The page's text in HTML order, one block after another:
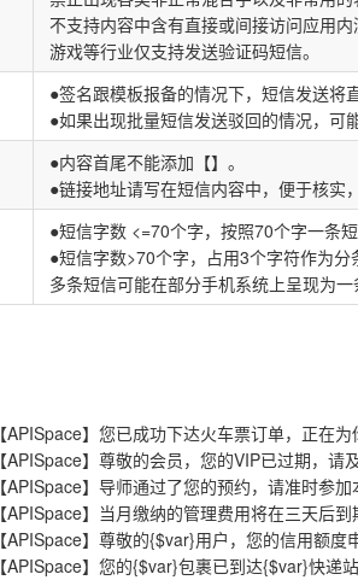
不支持内容中含有直接或间接访问应用
游戏等行业仅支持发送验证码短信。
●签名跟模板报备的情况下，短信发送将
●如果出现批量短信发送驳回的情况，可
●内容首尾不能添加【】。
●链接地址请写在短信内容中，便于核实
●短信字数 <=70个字，按照70个字一条
●短信字数>70个字，占用3个字符作为
多条短信可能在部分手机系统上呈现为
【APISpace】您已成功下达火车票订单，正在
【APISpace】尊敬的会员，您的VIP已过期，请
【APISpace】导师通过了您的预约，请准时参
【APISpace】当月缴纳的管理费用将在三天后
【APISpace】尊敬的{$var}用户，您的信用额
【APISpace】您的{$var}包裹已到达{$var}快